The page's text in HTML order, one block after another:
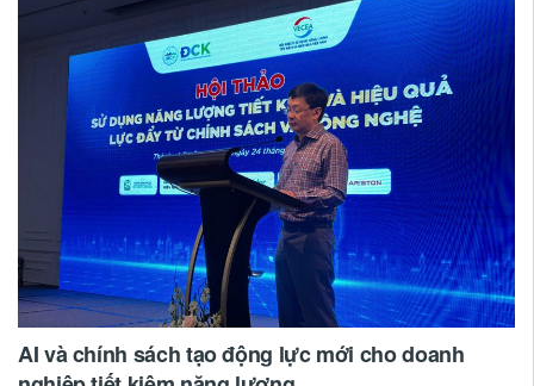
AI và chính sách tạo động lực mới cho doanh